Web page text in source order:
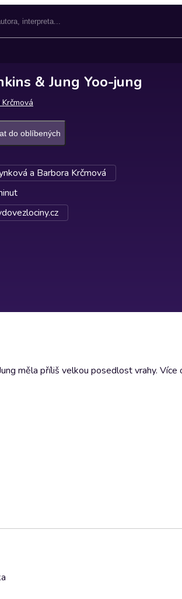
& Jung Yoo-jung
do oblíbených
a Barbora Krčmová
měla příliš velkou posedlost vrahy. Více